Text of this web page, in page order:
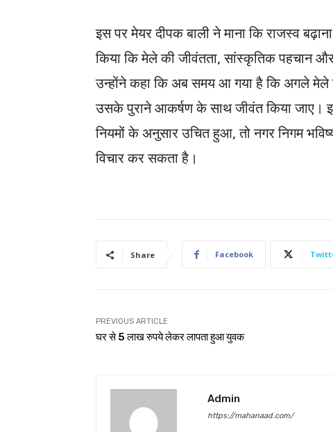
इस पर मेयर दीपक बाली ने माना कि राजस्व
किया कि मेले की जीवंतता, सांस्कृतिक पहचान
उन्होंने कहा कि अब समय आ गया है कि अगले
उसके पुराने आकर्षण के साथ जीवंत किया जाए।
नियमों के अनुसार उचित हुआ, तो नगर निगम
विचार कर सकता है।
Share Facebook
PREVIOUS ARTICLE
घर से 5 लाख रुपये लेकर लापता हुआ युवक
Admin
https://mahanaad.com/